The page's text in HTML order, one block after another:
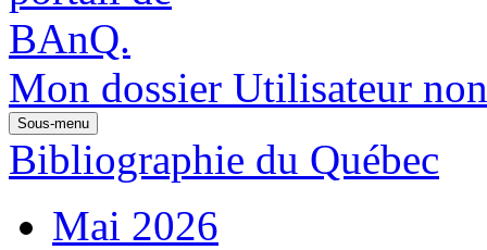
Mon dossier Utilisateur
Sous-menu
Bibliographie du Québec
Mai 2026